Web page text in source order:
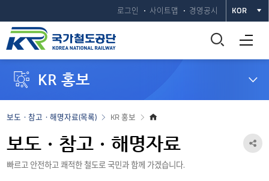
로그인 사이트맵 경영공시 KOR
통
합
전체메뉴 열기
KR 홍보
로
KR 홍보
보도ㆍ참고ㆍ해명자료(목록)
보도ㆍ참고ㆍ해명자료
빠르고 안전하고 쾌적한 철도로 국민과 함께 가겠습니다.
공